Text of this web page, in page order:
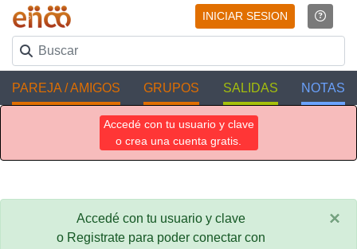
INICIAR SESION
PAREJA / AMIGOS GRUPOS SALIDAS NOTAS
Accedé con tu usuario y clave
o crea una cuenta gratis.
Accedé con tu usuario y clave
o Registrate para poder conectar con
×